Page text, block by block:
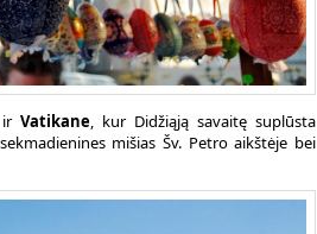
irVatikane, kur Didžiąją savaitę suplūsta
mišias Šv. Petro aikštėje bei